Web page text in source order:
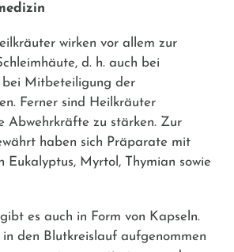
wirken vor allem zur
d. h. auch bei
bei Mitbeteiligung der
Ferner sind Heilkräuter
Abwehrkräfte zu stärken. Zur
haben sich Präparate mit
Eukalyptus, Myrtol, Thymian sowie
gibt es auch in Form von Kapseln.
in den Blutkreislauf aufgenommen